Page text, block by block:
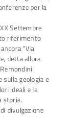
per la
Settembre
riferimento
“Via
detta allora
sulla geologia e
ideali e la
storia.
divulgazione